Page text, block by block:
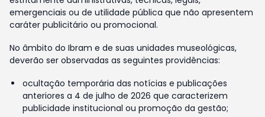
emergenciais ou de utilidade pública que não apresentem
caráter publicitário ou promocional.
No âmbito do Ibram e de suas unidades museológicas,
deverão ser observadas as seguintes providências:
ocultação temporária das notícias e publicações
anteriores a 4 de julho de 2026 que caracterizem
publicidade institucional ou promoção da gestão;